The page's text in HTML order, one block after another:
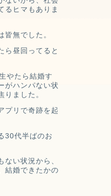
るヒマもありま
皆無でした。
ら昼回ってると
やたら結婚す
がハンパない状
りました。
プリで奇跡を起
30代半ばのお
ない状況から、
結婚できたかの